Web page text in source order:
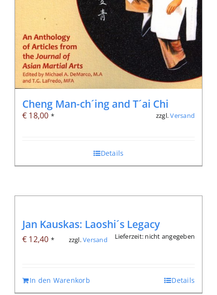
Cheng Man-ch´ing and T´ai Chi
€ 18,00 * zzgl.Versand
Details
Jan Kauskas: Laoshi´s Legacy
€ 12,40 * zzgl.Versand Lieferzeit: nicht angegeben
In den Warenkorb Details